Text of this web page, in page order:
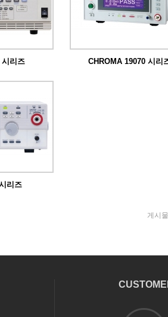
시리즈 CHROMA 19070 시리
리즈
게시